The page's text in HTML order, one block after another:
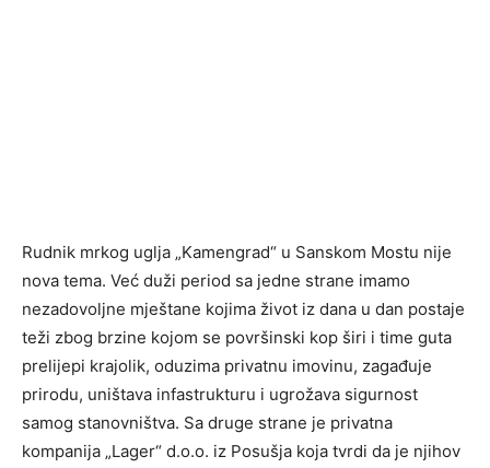
Rudnik mrkog uglja „Kamengrad“ u Sanskom Mostu nije
nova tema. Već duži period sa jedne strane imamo
nezadovoljne mještane kojima život iz dana u dan postaje
teži zbog brzine kojom se površinski kop širi i time guta
prelijepi krajolik, oduzima privatnu imovinu, zagađuje
prirodu, uništava infastrukturu i ugrožava sigurnost
samog stanovništva. Sa druge strane je privatna
kompanija „Lager“ d.o.o. iz Posušja koja tvrdi da je njihov